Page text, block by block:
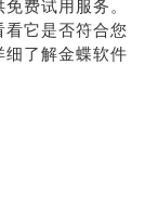
费试用服务。
它是否符合您
了解金蝶软件